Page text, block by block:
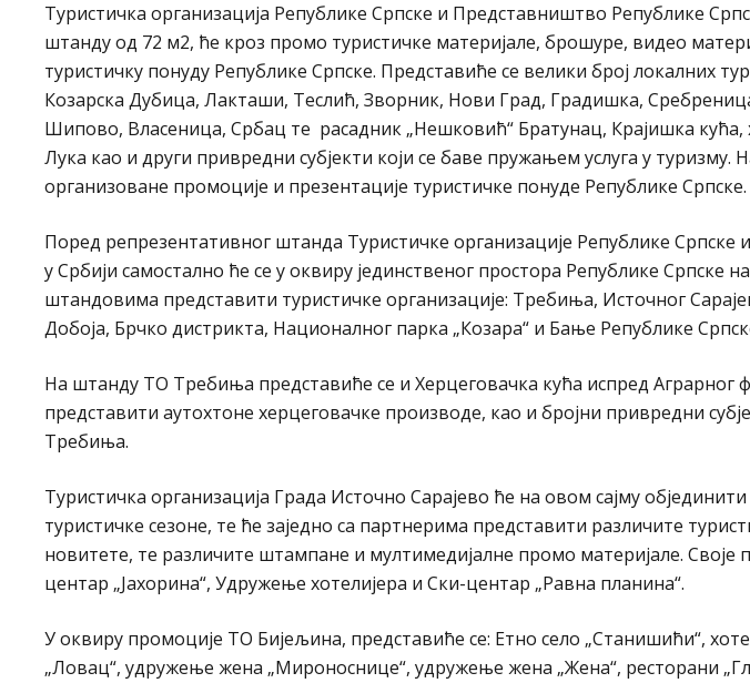
Туристичка организација Републике Српске и Представништво Републике
штанду од 72 м2, ће кроз промо туристичке материјале, брошуре, видео
туристичку понуду Републике Српске. Представиће се велики број локалних
Козарска Дубица, Лакташи, Теслић, Зворник, Нови Град, Градишка,
Шипово, Власеница, Србац те расадник „Нешковић“ Братунац, Крајишка
Лука као и други привредни субјекти који се баве пружањем услуга у туризму.
организоване промоције и презентације туристичке понуде Републике Српске.
Поред репрезентативног штанда Туристичке организације Републике
у Србији самостално ће се у оквиру јединственог простора Републике Српске
штандовима представити туристичке организације: Требињa, Источног
Добојa, Брчко дистриктa, Националног парка „Козара“ и Бање Републике
На штанду TO Требиња представиће се и Херцеговачка кућа испред Аграрног
представити аутохтоне херцеговачке производе, као и бројни привредни
Требиња.
Туристичка организација Града Источно Сарајево ће на овом сајму
туристичке сезоне, те ће заједно са партнерима представити различите
новитете, те различите штампане и мултимедијалне промо материјале. Своје
центар „Јахорина“, Удружење хотелијера и Ски-центар „Равна планина“.
У оквиру промоције ТО Бијељина, представиће се: Етно село „Станишићи“,
„Ловац“, удружење жена „Мироноснице“, удружење жена „Жена“, ресторани